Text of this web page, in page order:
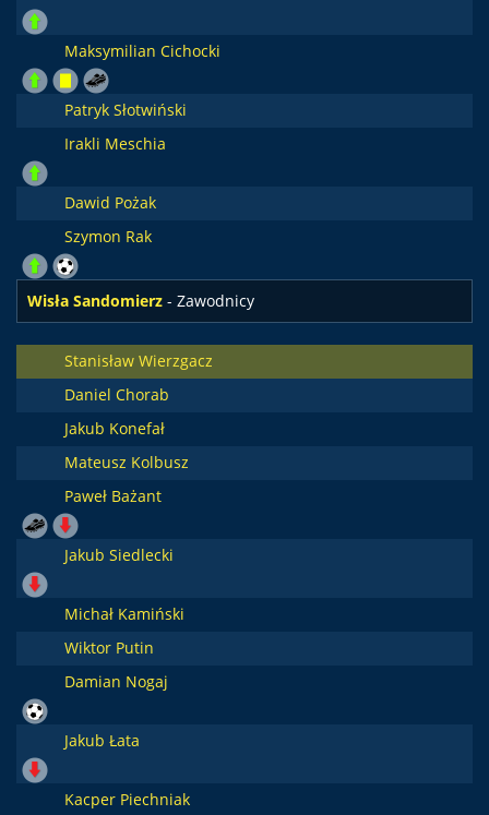
Maksymilian Cichocki
Patryk Słotwiński
Irakli Meschia
Dawid Pożak
Szymon Rak
Wisła Sandomierz - Zawodnicy
Stanisław Wierzgacz
Daniel Chorab
Jakub Konefał
Mateusz Kolbusz
Paweł Bażant
Jakub Siedlecki
Michał Kamiński
Wiktor Putin
Damian Nogaj
Jakub Łata
Kacper Piechniak